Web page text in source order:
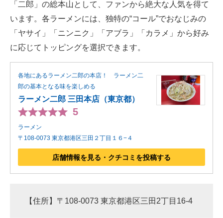
「二郎」の総本山として、ファンから絶大な人気を得て
います。各ラーメンには、独特の“コール”でおなじみの
「ヤサイ」「ニンニク」「アブラ」「カラメ」から好み
に応じてトッピングを選択できます。
各地にあるラーメン二郎の本店！ ラーメン二
郎の基本となる味を楽しめる
ラーメン二郎 三田本店（東京都）
5
ラーメン
〒108-0073 東京都港区三田２丁目１６−４
店舗情報を見る・クチコミを投稿する
【住所】〒108-0073 東京都港区三田2丁目16-4